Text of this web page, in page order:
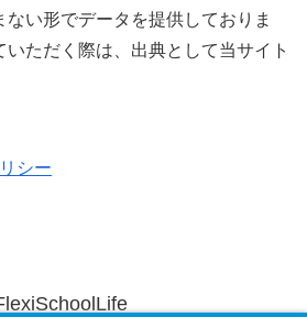
い形でデータを提供しておりま
ただく際は、出典として当サイト
シー